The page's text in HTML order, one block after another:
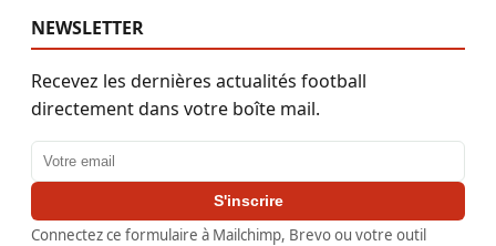
NEWSLETTER
Recevez les dernières actualités football
directement dans votre boîte mail.
Adresse email
S'inscrire
Connectez ce formulaire à Mailchimp, Brevo ou votre outil